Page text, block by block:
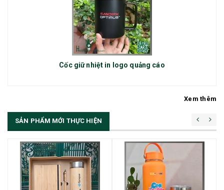
Cốc giữ nhiệt in logo quảng cáo
Xem thêm
SẢN PHẨM MỚI THỰC HIỆN